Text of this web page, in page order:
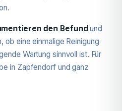
den Befundund
ob eine einmalige Reinigung
Wartung sinnvoll ist. Für
in Zapfendorf und ganz